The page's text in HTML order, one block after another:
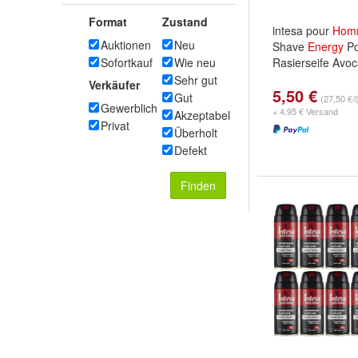
Format
Auktionen
Sofortkauf
Verkäufer
Gewerblich
Privat
Zustand
Neu
Wie neu
Sehr gut
Gut
Akzeptabel
Überholt
Defekt
Finden
intesa pour
Shave Energy
Rasierseife
5,50 € (27,50 €/
+ 4,95 € Versand